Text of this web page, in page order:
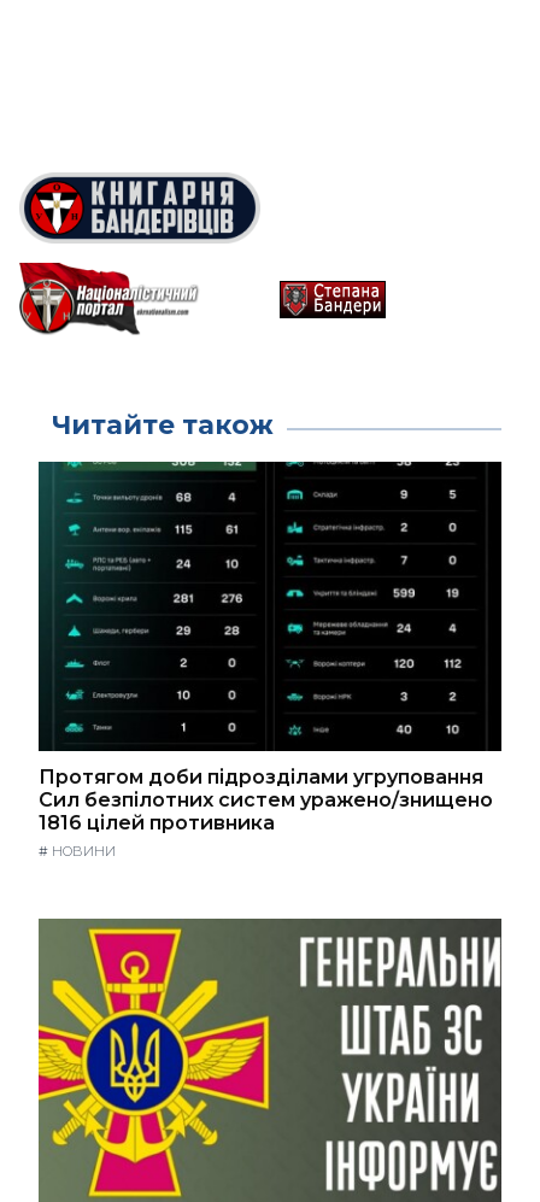
Читайте також
Протягом доби підрозділами угруповання
Сил безпілотних систем уражено/знищено
1816 цілей противника
# НОВИНИ